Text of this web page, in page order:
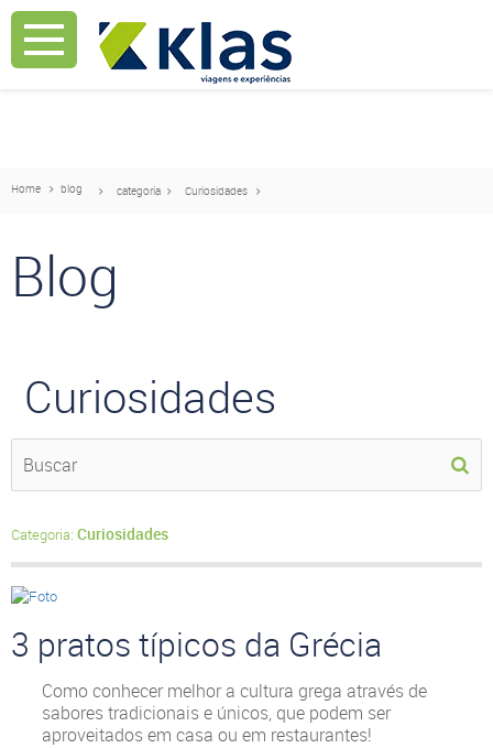
Mostrar Aviso
Home blog categoria Curiosidades
Blog
Curiosidades
Categoria: Curiosidades
3 pratos típicos da Grécia
Como conhecer melhor a cultura grega através de
sabores tradicionais e únicos, que podem ser
aproveitados em casa ou em restaurantes!